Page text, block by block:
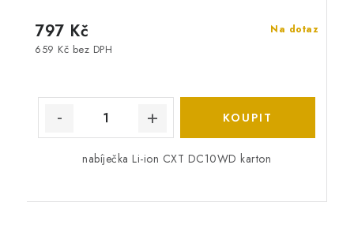
Na dotaz
659 Kč bez DPH
797 Kč
nabíječka Li-ion CXT DC10WD karton